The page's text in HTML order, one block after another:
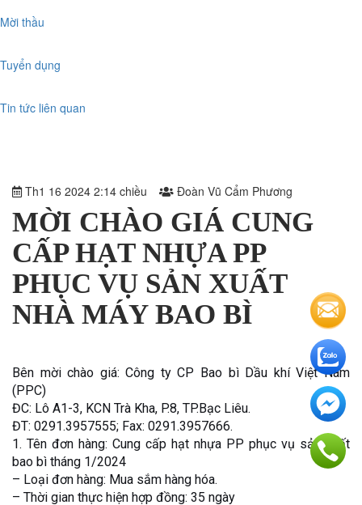
Mời thầu
Tuyển dụng
Tin tức liên quan
Th1 16 2024 2:14 chiều Đoàn Vũ Cẩm Phương
MỜI CHÀO GIÁ CUNG
CẤP HẠT NHỰA PP
PHỤC VỤ SẢN XUẤT
NHÀ MÁY BAO BÌ
Bên mời chào giá: Công ty CP Bao bì Dầu khí Việt Nam
(PPC)
ĐC: Lô A1-3, KCN Trà Kha, P.8, TP.Bạc Liêu.
ĐT: 0291.3957555; Fax: 0291.3957666.
1. Tên đơn hàng: Cung cấp hạt nhựa PP phục vụ sản xuất
bao bì tháng 1/2024
– Loại đơn hàng: Mua sắm hàng hóa.
– Thời gian thực hiện hợp đồng: 35 ngày